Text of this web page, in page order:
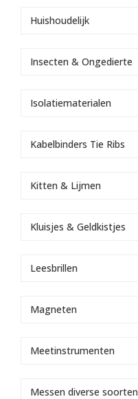
Huishoudelijk
Insecten & Ongedierte
Isolatiematerialen
Kabelbinders Tie Ribs
Kitten & Lijmen
Kluisjes & Geldkistjes
Leesbrillen
Magneten
Meetinstrumenten
Messen diverse soorten